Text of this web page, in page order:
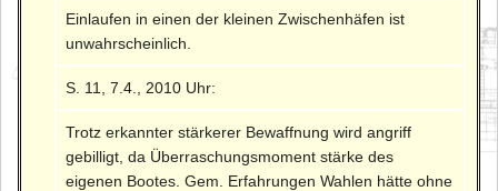
Einlaufen in einen der kleinen Zwischenhäfen ist
unwahrscheinlich.
S. 11, 7.4., 2010 Uhr:
Trotz erkannter stärkerer Bewaffnung wird angriff
gebilligt, da Überraschungsmoment stärke des
eigenen Bootes. Gem. Erfahrungen Wahlen hätte ohne